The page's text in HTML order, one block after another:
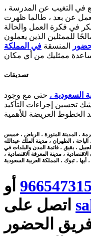
التغيب عن المدرسة ،
عن بعد ، طالما ظهرت
في فكرة العمل والحالة
للممثلين الذين يعملون
المنسقة في المملكة
السعودية ، حتى مع وجود
تحسين إجراءات التأكيد
، المدينة المنورة ، الرياض ، خميس
، الظهران ، مدينة الملك عبدالله
، بقيق ، قائمة المدن والبلدات في
، مدينة المعرفة الاقتصادية ،
أو
الحضور